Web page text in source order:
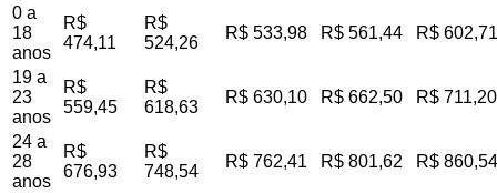
0 a
18
anos
R$
474,11
R$
524,26
R$ 533,98 R$ 561,44 R$ 602,71
19 a
23
anos
R$
559,45
R$
618,63
R$ 630,10 R$ 662,50 R$ 711,20
24 a
28
anos
R$
676,93
R$
748,54
R$ 762,41 R$ 801,62 R$ 860,54